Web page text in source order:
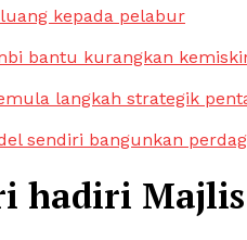
kepada pelabur
bantu kurangkan
langkah strategik
sendiri bangunkan
hadiri